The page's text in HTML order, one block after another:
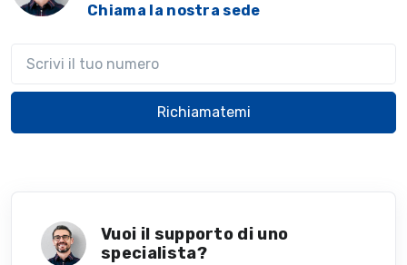
Chiama la nostra sede
Richiamatemi
Vuoi il supporto di uno
specialista?